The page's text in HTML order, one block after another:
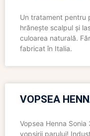
Un tratament pentru
hrănește scalpul și
culoarea naturală.
fabricat în Italia.
VOPSEA
Vopsea Henna
vopsirii parului!